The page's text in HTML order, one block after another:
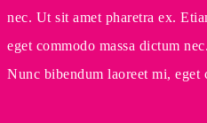
nec. Ut sit amet pharetra ex.
eget commodo massa dictum
Nunc bibendum laoreet mi, eget